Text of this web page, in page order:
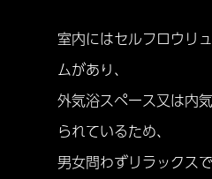
室内にはセルフロウリ
ムがあり、
外気浴スペース又は内
られているため、
男女問わずリラックス